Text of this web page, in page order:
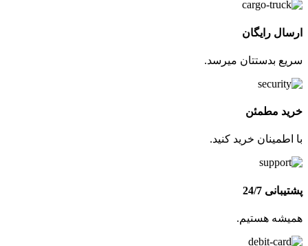
ارسال رایگان
سریع بدستتان میرسد.
خرید مطمئن
با اطمینان خرید کنید.
پشتیبانی 24/7
همیشه هستیم.